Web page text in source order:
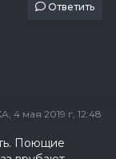
Ответить
, 4 мая 2019 г, 12:48
Поющие